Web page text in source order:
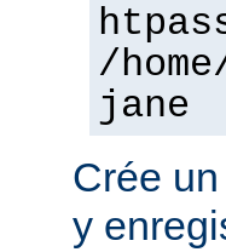
/
jane
Crée
y